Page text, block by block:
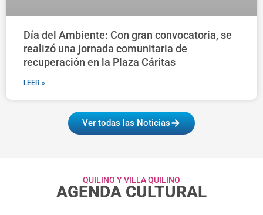
Día del Ambiente: Con gran convocatoria, se
realizó una jornada comunitaria de
recuperación en la Plaza Cáritas
LEER »
Ver todas las Noticias
QUILINO Y VILLA QUILINO
AGENDA CULTURAL